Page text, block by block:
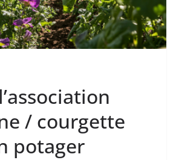
/ courgette
potager